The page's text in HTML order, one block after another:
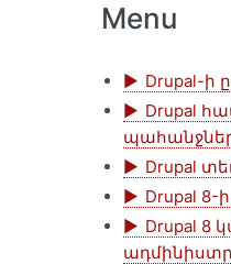
Menu
Drupal-ի
Drupal
Drupal
Drupal
Drupal 8